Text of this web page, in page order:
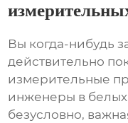
Вы когда-нибудь
действительно
измерительные
инженеры в белых
безусловно,